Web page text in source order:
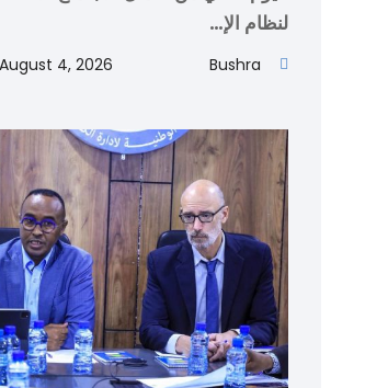
لنظام الإ…
Bushra
August 4, 2026